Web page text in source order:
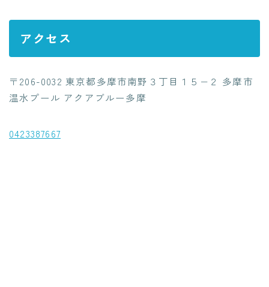
アクセス
〒206-0032 東京都多摩市南野３丁目１５−２ 多摩市
温水プール アクアブルー多摩
0423387667